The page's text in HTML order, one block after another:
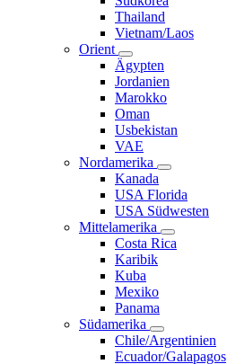
Thailand
Vietnam/Laos
Orient
Ägypten
Jordanien
Marokko
Oman
Usbekistan
VAE
Nordamerika
Kanada
USA Florida
USA Südwesten
Mittelamerika
Costa Rica
Karibik
Kuba
Mexiko
Panama
Südamerika
Chile/Argentinien
Ecuador/Galapagos